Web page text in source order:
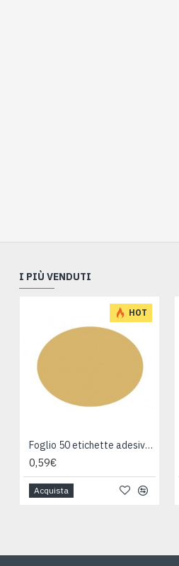
Cartellina con elastico ARANCIO FLUO dorso 12mm
2,30€
Acquista
I PIÙ VENDUTI
HOT
Foglio 50 etichette adesive ovali ORO mm 36x27
0,59€
Acquista